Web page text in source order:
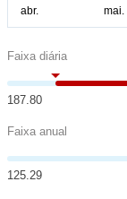
Faixa diária
187.80
Faixa anual
125.29